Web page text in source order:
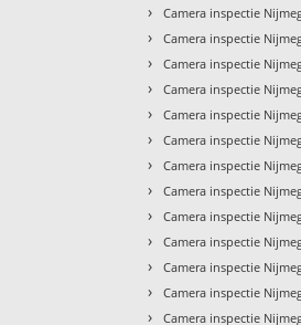
› Camera inspectie
› Camera inspectie
› Camera inspectie
› Camera inspectie
› Camera inspectie
› Camera inspectie
› Camera inspectie
› Camera inspectie
› Camera inspectie
› Camera inspectie
› Camera inspectie
› Camera inspectie
› Camera inspectie